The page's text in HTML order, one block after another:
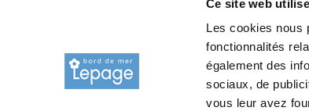
Ce site web
Les cookies nous
fonctionnalités
également des
sociaux, de
vous leur avez
Rosiers